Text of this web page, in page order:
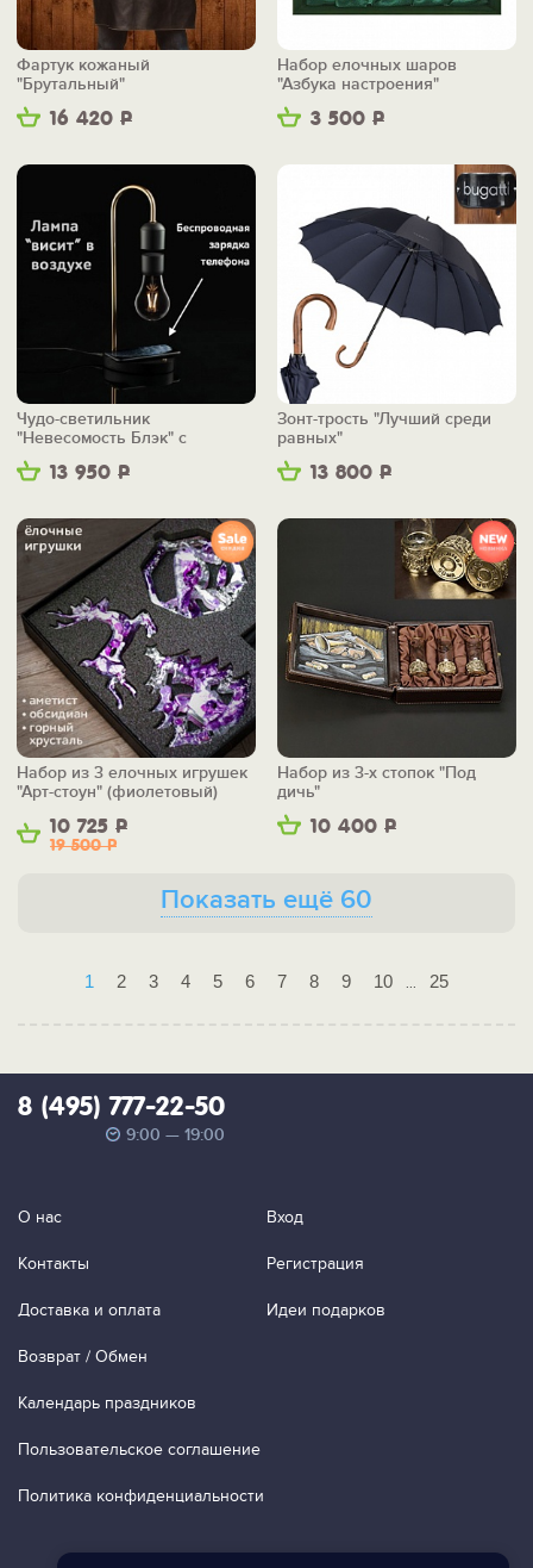
16 420 Р
Фартук кожаный
"Брутальный"
3 500 Р
Набор елочных шаров
"Азбука настроения"
13 950 Р
Чудо-светильник
"Невесомость Блэк" с
беспроводной зарядкой
13 800 Р
Зонт-трость "Лучший среди
равных"
10 725 Р
19 500Р
Набор из 3 елочных игрушек
"Арт-стоун" (фиолетовый)
10 400 Р
Набор из 3-х стопок "Под
дичь"
Показать ещё 60
1 2 3 4 5 6 7 8 9 10 ... 25
8 (495) 777-22-50
9:00 — 19:00
О нас
Контакты
Доставка и оплата
Возврат / Обмен
Календарь праздников
Пользовательское соглашение
Политика конфиденциальности
Вход
Регистрация
Идеи подарков